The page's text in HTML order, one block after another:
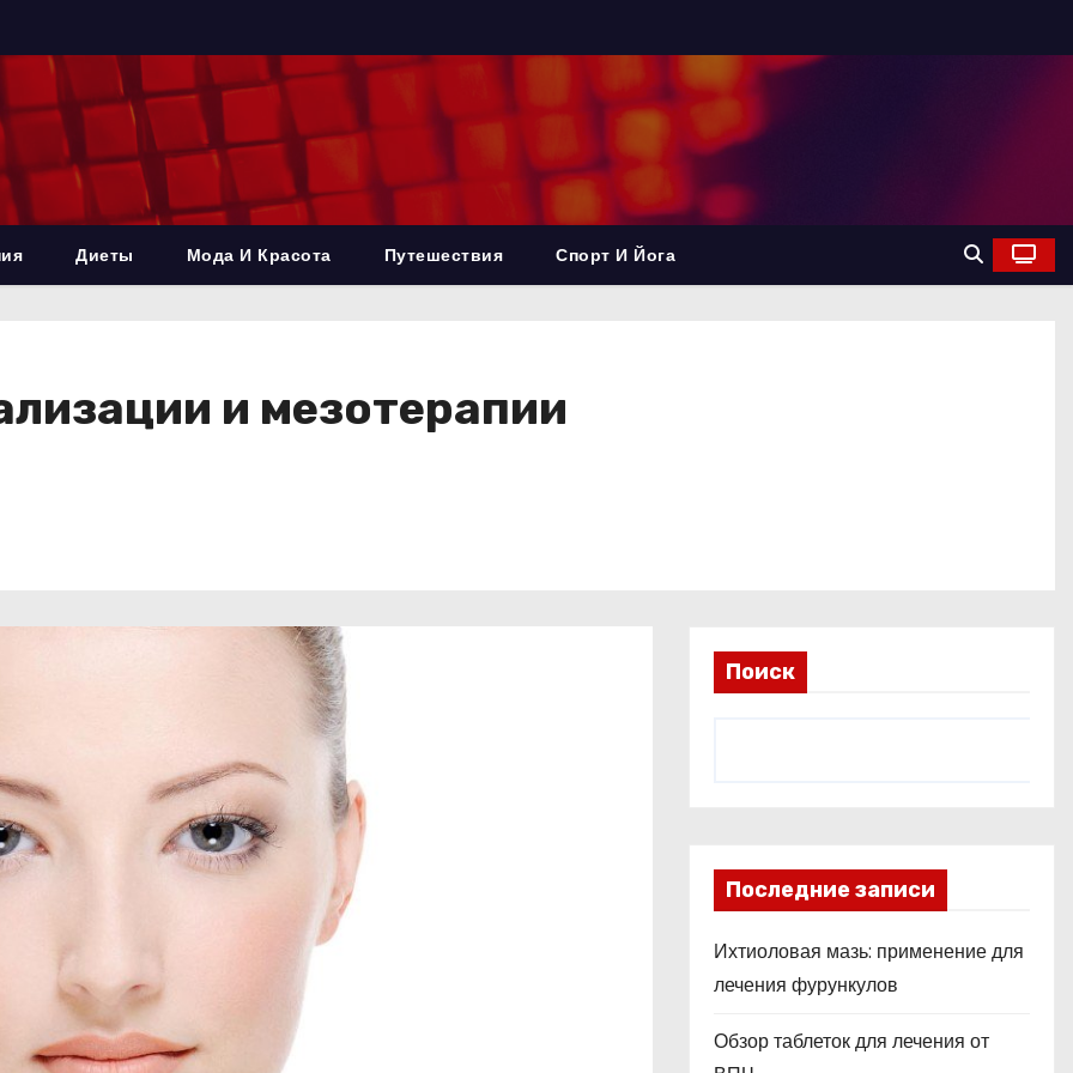
Диеты Мода И Красота Путешествия Спорт И Йога
и мезотерапии
Поиск
Последние записи
Ихтиоловая мазь: применение для
лечения фурункулов
Обзор таблеток для лечения от